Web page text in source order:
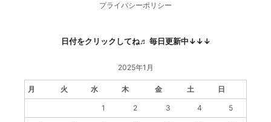
プライバシーポリシー
日付をクリックしてね♬ 毎日更新中↓↓↓
2025年1月
月 火 水 木 金 土 日
1 2 3 4 5